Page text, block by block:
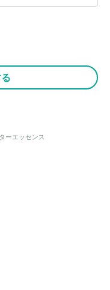
ーエッセンス